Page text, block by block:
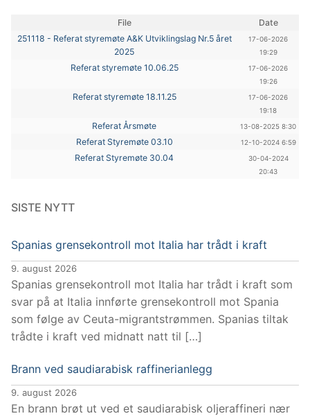
File
Date
251118 - Referat styremøte A&K Utviklingslag Nr.5 året
2025
17-06-2026
19:29
Referat styremøte 10.06.25
17-06-2026
19:26
Referat styremøte 18.11.25
17-06-2026
19:18
Referat Årsmøte 13-08-2025 8:30
Referat Styremøte 03.10 12-10-2024 6:59
Referat Styremøte 30.04
30-04-2024
20:43
SISTE NYTT
Spanias grensekontroll mot Italia har trådt i kraft
9. august 2026
Spanias grensekontroll mot Italia har trådt i kraft som
svar på at Italia innførte grensekontroll mot Spania
som følge av Ceuta-migrantstrømmen. Spanias tiltak
trådte i kraft ved midnatt natt til […]
Brann ved saudiarabisk raffinerianlegg
9. august 2026
En brann brøt ut ved et saudiarabisk oljeraffineri nær